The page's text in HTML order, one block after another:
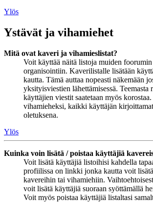
Ylös
Ystävät ja vihamiehet
Mitä ovat kaveri ja vihamieslistat?
Voit käyttää näitä listoja muiden
organisointiin. Kaverilistalle lisätään
kautta. Tämä auttaa nopeasti näkemään
yksityisviestien lähettämisessä. Teemasta
käyttäjien viestit saatetaan myös
vihamieheksi, kaikki käyttäjän
oletuksena.
Ylös
Kuinka voin lisätä / poistaa käyttäjiä
Voit lisätä käyttäjiä listoihisi kahdella
profiilissa on linkki jonka kautta voit
kavereihin tai vihamiehiin.
voit lisätä käyttäjiä suoraan syöttämällä
Voit myös poistaa käyttäjiä listaltasi